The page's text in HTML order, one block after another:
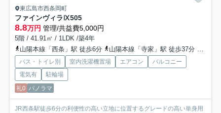
東広島市西条岡町
ファインヴィラⅨ505
8.8万円 管理/共益費5,000円
5階 / 41.91㎡ / 1LDK /築4年
山陽本線「西条」駅 徒歩6分
山陽本線「寺家」駅 徒歩37分
バス・トイレ別 室内洗濯機置場 エアコン
バルコニー
電気有
駐輪場
礼0 パノラマ
JR西条駅徒歩6分の利便性の高い立地に位置するグレードの高い単身用